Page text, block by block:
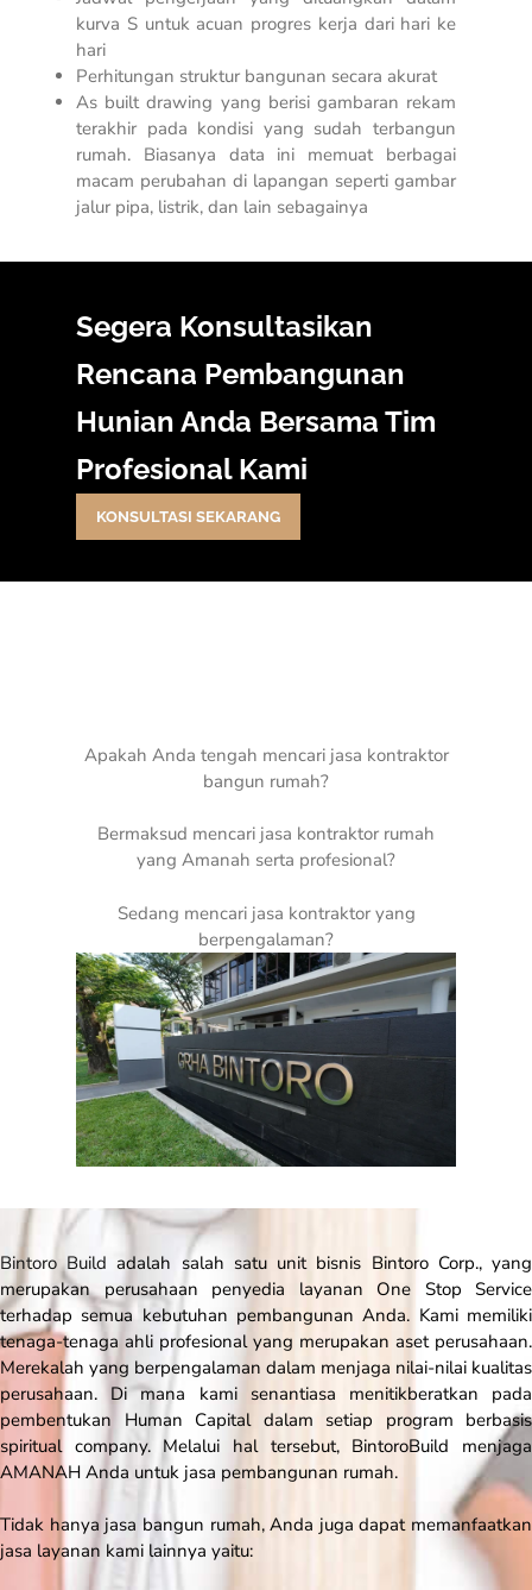
kurva S untuk acuan progres kerja dari hari ke
hari
Perhitungan struktur bangunan secara akurat
As built drawing yang berisi gambaran rekam
terakhir pada kondisi yang sudah terbangun
rumah. Biasanya data ini memuat berbagai
macam perubahan di lapangan seperti gambar
jalur pipa, listrik, dan lain sebagainya
Segera Konsultasikan
Rencana Pembangunan
Hunian Anda Bersama Tim
Profesional Kami
KONSULTASI SEKARANG
Apakah Anda tengah mencari jasa kontraktor
bangun rumah?
Bermaksud mencari jasa kontraktor rumah
yang Amanah serta profesional?
Sedang mencari jasa kontraktor yang
berpengalaman?
Bintoro Build adalah salah satu unit bisnis Bintoro Corp., yang
merupakan perusahaan penyedia layanan One Stop Service
terhadap semua kebutuhan pembangunan Anda. Kami memiliki
tenaga-tenaga ahli profesional yang merupakan aset perusahaan.
Merekalah yang berpengalaman dalam menjaga nilai-nilai kualitas
perusahaan. Di mana kami senantiasa menitikberatkan pada
pembentukan Human Capital dalam setiap program berbasis
spiritual company. Melalui hal tersebut, BintoroBuild menjaga
AMANAH Anda untuk jasa pembangunan rumah.
Tidak hanya jasa bangun rumah, Anda juga dapat memanfaatkan
jasa layanan kami lainnya yaitu: